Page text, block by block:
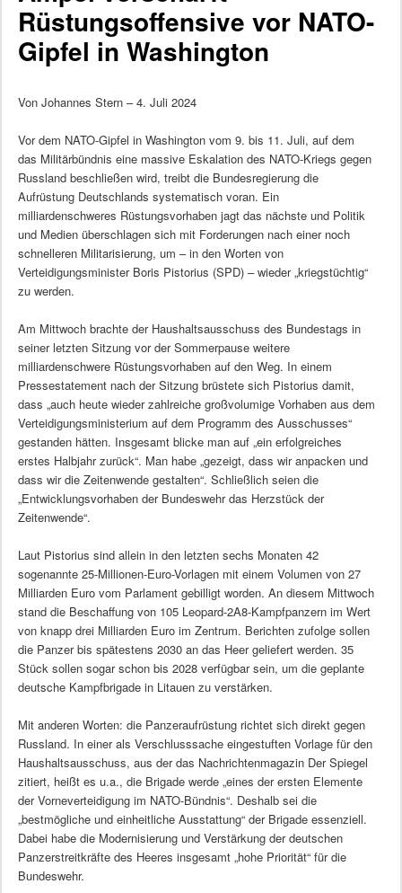
Rüstungsoffensive vor NATO-
Gipfel in Washington
Von Johannes Stern – 4. Juli 2024
Vor dem NATO-Gipfel in Washington vom 9. bis 11. Juli, auf dem
das Militärbündnis eine massive Eskalation des NATO-Kriegs gegen
Russland beschließen wird, treibt die Bundesregierung die
Aufrüstung Deutschlands systematisch voran. Ein
milliardenschweres Rüstungsvorhaben jagt das nächste und Politik
und Medien überschlagen sich mit Forderungen nach einer noch
schnelleren Militarisierung, um – in den Worten von
Verteidigungsminister Boris Pistorius (SPD) – wieder „kriegstüchtig“
zu werden.
Am Mittwoch brachte der Haushaltsausschuss des Bundestags in
seiner letzten Sitzung vor der Sommerpause weitere
milliardenschwere Rüstungsvorhaben auf den Weg. In einem
Pressestatement nach der Sitzung brüstete sich Pistorius damit,
dass „auch heute wieder zahlreiche großvolumige Vorhaben aus dem
Verteidigungsministerium auf dem Programm des Ausschusses“
gestanden hätten. Insgesamt blicke man auf „ein erfolgreiches
erstes Halbjahr zurück“. Man habe „gezeigt, dass wir anpacken und
dass wir die Zeitenwende gestalten“. Schließlich seien die
„Entwicklungsvorhaben der Bundeswehr das Herzstück der
Zeitenwende“.
Laut Pistorius sind allein in den letzten sechs Monaten 42
sogenannte 25-Millionen-Euro-Vorlagen mit einem Volumen von 27
Milliarden Euro vom Parlament gebilligt worden. An diesem Mittwoch
stand die Beschaffung von 105 Leopard-2A8-Kampfpanzern im Wert
von knapp drei Milliarden Euro im Zentrum. Berichten zufolge sollen
die Panzer bis spätestens 2030 an das Heer geliefert werden. 35
Stück sollen sogar schon bis 2028 verfügbar sein, um die geplante
deutsche Kampfbrigade in Litauen zu verstärken.
Mit anderen Worten: die Panzeraufrüstung richtet sich direkt gegen
Russland. In einer als Verschlusssache eingestuften Vorlage für den
Haushaltsausschuss, aus der das Nachrichtenmagazin Der Spiegel
zitiert, heißt es u.a., die Brigade werde „eines der ersten Elemente
der Vorneverteidigung im NATO-Bündnis“. Deshalb sei die
„bestmögliche und einheitliche Ausstattung“ der Brigade essenziell.
Dabei habe die Modernisierung und Verstärkung der deutschen
Panzerstreitkräfte des Heeres insgesamt „hohe Priorität“ für die
Bundeswehr.